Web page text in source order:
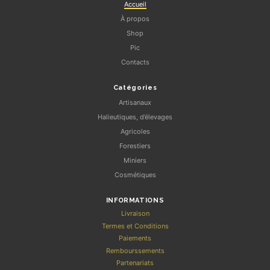
Accueil
À propos
Shop
Pic
Contacts
Catégories
Artisanaux
Halieutiques, d’élevages
Agricoles
Forestiers
Miniers
Cosmétiques
INFORMATIONS
Livraison
Termes et Conditions
Paiements
Rembourssements
Partenariats